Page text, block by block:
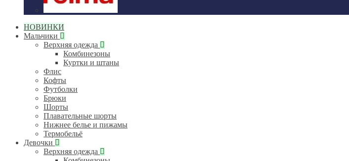
НОВИНКИ
Мальчики
Верхняя одежда
Комбинезоны
Куртки и штаны
Флис
Кофты
Футболки
Брюки
Шорты
Плавательные шорты
Нижнее белье и пижамы
Термобельё
Девочки
Верхняя одежда